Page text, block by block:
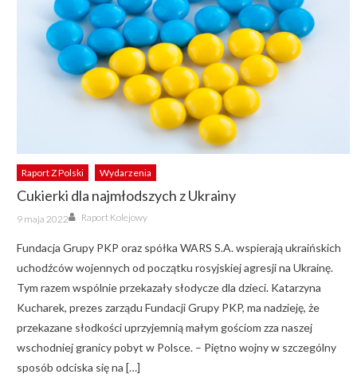
Raport Z Polski Wydarzenia
Cukierki dla najmłodszych z Ukrainy
Posted
on
9 maja 2022 Author
Raport Kolejowy
Fundacja Grupy PKP oraz spółka WARS S.A. wspierają ukraińskich
uchodźców wojennych od początku rosyjskiej agresji na Ukrainę.
Tym razem wspólnie przekazały słodycze dla dzieci. Katarzyna
Kucharek, prezes zarządu Fundacji Grupy PKP, ma nadzieję, że
przekazane słodkości uprzyjemnią małym gościom zza naszej
wschodniej granicy pobyt w Polsce. – Piętno wojny w szczególny
sposób odciska się na […]